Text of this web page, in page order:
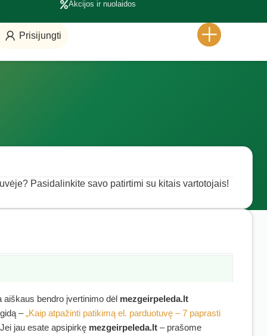
Akcijos ir nuolaidos
Prisijungti
Pasidalinkite savo patirtimi su kitais vartotojais!
aiškaus bendro įvertinimo dėl mezgeirpeleda.lt
–„Kaip atpažinti patikimą el. parduotuvę – 7 paprasti
jau esate apsipirkę mezgeirpeleda.lt – prašome